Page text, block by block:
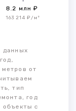
8.2 млн ₽
163 214 ₽/м²
данных
от
тип
год
объекты с